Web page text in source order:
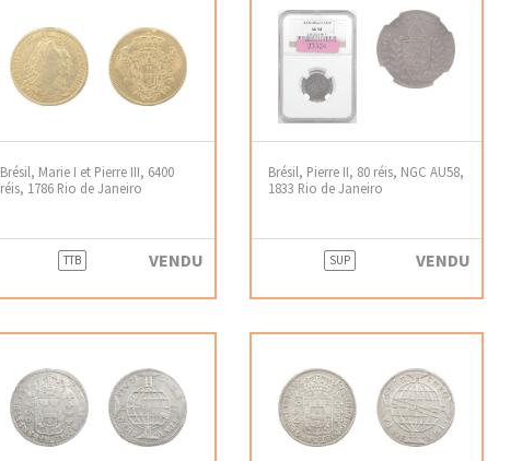
Brésil, Marie I et Pierre III, 6400
réis, 1786 Rio de Janeiro
TTB VENDU
Brésil, Pierre II, 80 réis, NGC AU58,
1833 Rio de Janeiro
SUP VENDU